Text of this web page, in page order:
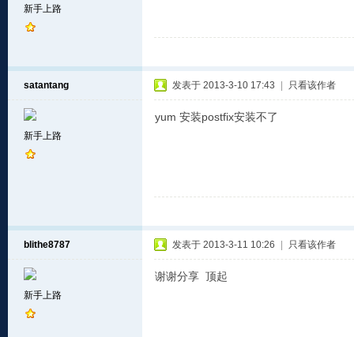
新手上路
satantang
新手上路
发表于 2013-3-10 17:43 只看该作者
yum 安装postfix安装不了
blithe8787
新手上路
发表于 2013-3-11 10:26 只看该作者
谢谢分享 顶起